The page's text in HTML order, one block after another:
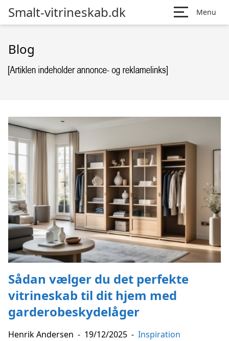
Smalt-vitrineskab.dk Menu
Blog
Sådan vælger du det perfekte
vitrineskab til dit hjem med
garderobeskydelåger
Henrik Andersen - 19/12/2025 - Inspiration